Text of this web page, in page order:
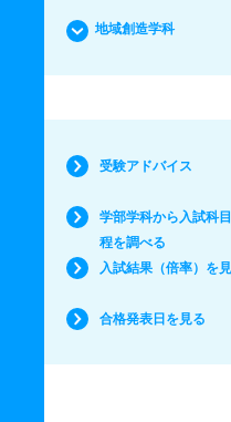
地域創造学科
受験アドバイス
学部学科から入試科
程を調べる
入試結果（倍率）を
合格発表日を見る